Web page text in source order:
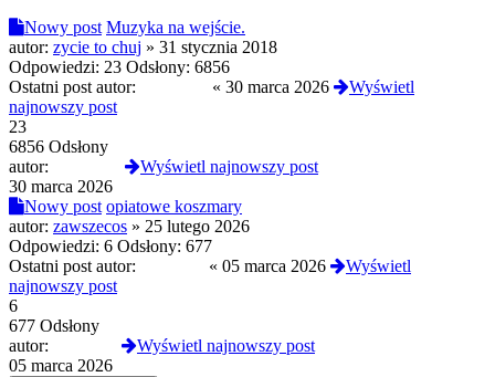
Nowy post Muzyka na wejście.
autor: zycie to chuj » 31 stycznia 2018
Odpowiedzi: 23 Odsłony: 6856
Ostatni post autor:
« 30 marca 2026
Wyświetl
najnowszy post
23
6856 Odsłony
autor:
Wyświetl najnowszy post
30 marca 2026
Nowy post opiatowe koszmary
autor: zawszecos » 25 lutego 2026
Odpowiedzi: 6 Odsłony: 677
Ostatni post autor:
« 05 marca 2026
Wyświetl
najnowszy post
6
677 Odsłony
autor:
Wyświetl najnowszy post
05 marca 2026